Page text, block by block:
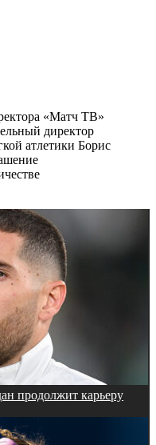
«Матч ТВ»
директор
атлетики Борис
продолжит карьеру